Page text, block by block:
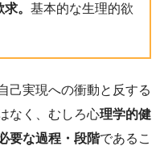
。 基本的な生理的欲
己実現への衝動と反する
なく、むしろ心理学的健
要な過程・段階であるこ